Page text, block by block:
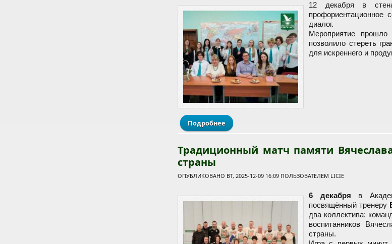
12 декабря в
диалог.
Мероприятие
позволило стереть
для искреннего и
Подробнее о Чай с перспективой
Традиционный матч памяти
страны
ОПУБЛИКОВАНО ВТ, 2025-12-09 16:09 ПОЛЬЗОВАТЕЛЕМ LICIE
6 декабря в
посвящённый тренеру
два коллектива:
воспитанников
страны.